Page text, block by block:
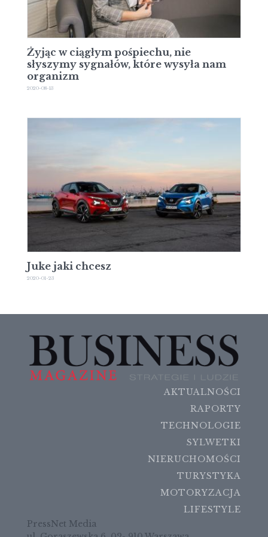
Żyjąc w ciągłym pośpiechu, nie
słyszymy sygnałów, które wysyła nam
organizm
2020-08-13
Juke jaki chcesz
2020-01-23
AKTUALNOŚCI
RAPORTY
TECHNOLOGIE
SYLWETKI
NIERUCHOMOŚCI
TURYSTYKA
MOTORYZACJA
LIFESTYLE
PressNet Media